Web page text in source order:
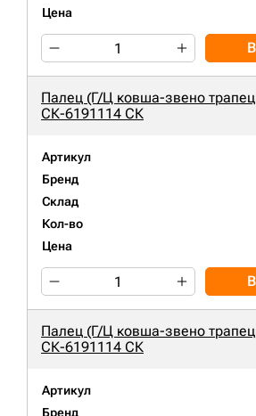
Цена
Палец (Г/Ц ковша-звено
СК-6191114 СК
Артикул
Бренд
Склад
Кол-во
Цена
Палец (Г/Ц ковша-звено
СК-6191114 СК
Артикул
Бренд